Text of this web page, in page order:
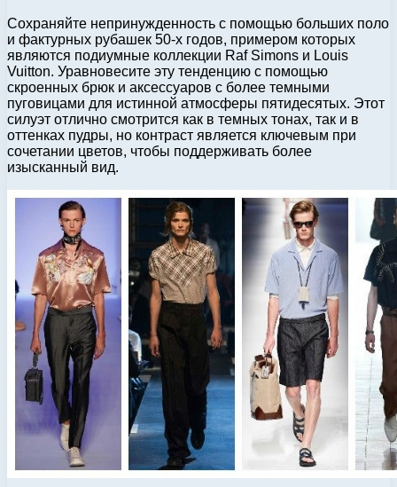
Сохраняйте непринужденность с помощью больших поло
и фактурных рубашек 50-х годов, примером которых
являются подиумные коллекции Raf Simons и Louis
Vuitton. Уравновесите эту тенденцию с помощью
скроенных брюк и аксессуаров с более темными
пуговицами для истинной атмосферы пятидесятых. Этот
силуэт отлично смотрится как в темных тонах, так и в
оттенках пудры, но контраст является ключевым при
сочетании цветов, чтобы поддерживать более
изысканный вид.